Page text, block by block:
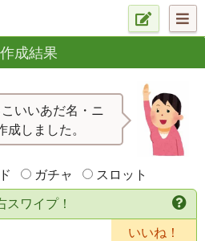
成結果
いいあだ名・ニ
成しました。
ガチャ スロット
ワイプ！
いいね！